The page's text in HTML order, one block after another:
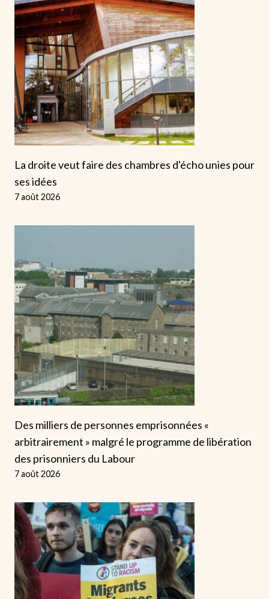
La droite veut faire des chambres d'écho unies pour
ses idées
7 août 2026
Des milliers de personnes emprisonnées «
arbitrairement » malgré le programme de libération
des prisonniers du Labour
7 août 2026